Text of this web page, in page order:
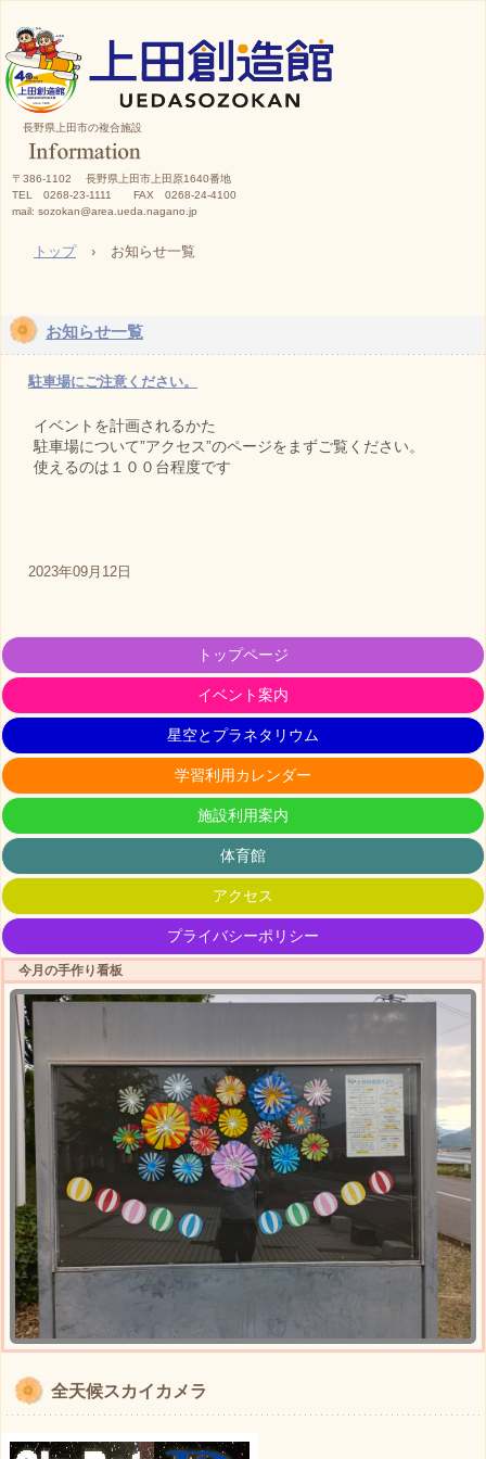
長野県上田市の複合施設
〒386-1102 長野県上田市上田原1640番地
TEL 0268-23-1111 FAX 0268-24-4100
mail: sozokan@area.ueda.nagano.jp
トップ › お知らせ一覧
お知らせ一覧
駐車場にご注意ください。
イベントを計画されるかた
駐車場について”アクセス”のページをまずご覧ください。
使えるのは１００台程度です
2023年09月12日
トップページ
イベント案内
星空とプラネタリウム
学習利用カレンダー
施設利用案内
体育館
アクセス
プライバシーポリシー
今月の手作り看板
全天候スカイカメラ